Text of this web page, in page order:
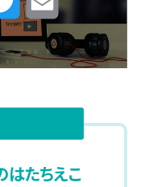
w
i
m
a
はたちえこ